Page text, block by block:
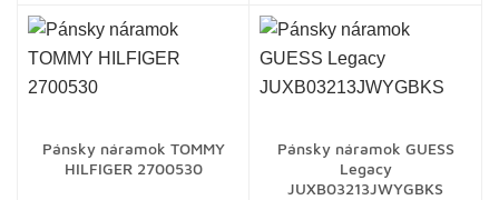
Pánsky náramok TOMMY
HILFIGER 2700530
Pánsky náramok GUESS
Legacy
JUXB03213JWYGBKS